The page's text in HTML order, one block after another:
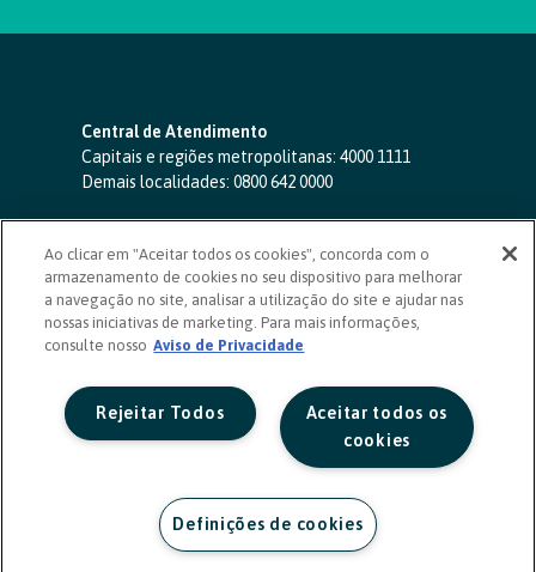
Central de Atendimento
Capitais e regiões metropolitanas: 4000 1111
Demais localidades: 0800 642 0000
SAC 24 horas-0800 724 4420
Ouvidoria
0800 725 0996
(de segunda a sexta, das 8h às 20h)
ouvidoriasicoob.com.br
Deficientes auditivos ou de fala
Ao clicar em "Aceitar todos os cookies", concorda com o
armazenamento de cookies no seu dispositivo para melhorar
a navegação no site, analisar a utilização do site e ajudar nas
nossas iniciativas de marketing. Para mais informações,
consulte nosso Aviso de Privacidade
Aceitar todos os
cookies
Rejeitar Todos
Definições de cookies